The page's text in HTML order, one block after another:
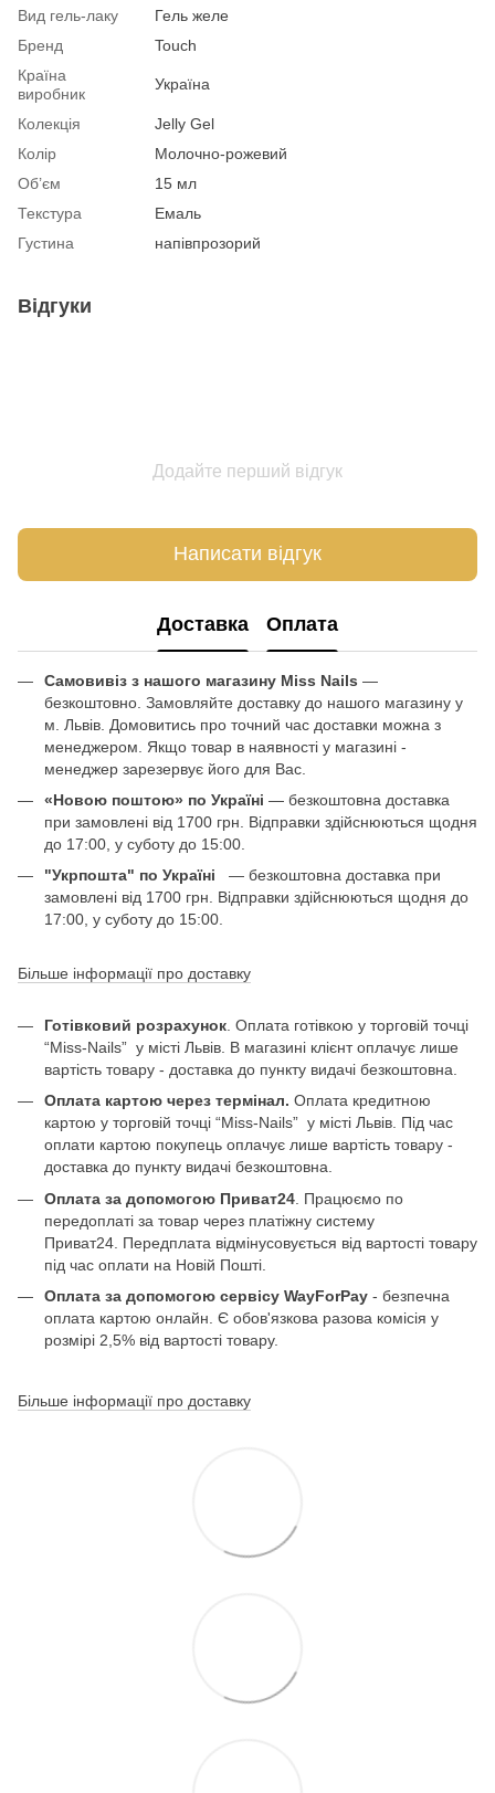
Вид гель-лаку
Гель желе
Бренд
Touch
Країна
виробник
Україна
Колекція
Jelly Gel
Колір
Молочно-рожевий
Об’єм
15 мл
Текстура
Емаль
Густина
напівпрозорий
Відгуки
Додайте перший відгук
Написати відгук
Доставка Оплата
Самовивіз з нашого магазину Miss Nails —
безкоштовно. Замовляйте доставку до нашого магазину у
м. Львів. Домовитись про точний час доставки можна з
менеджером. Якщо товар в наявності у магазині -
менеджер зарезервує його для Вас.
«Новою поштою» по Україні — безкоштовна доставка
при замовлені від 1700 грн. Відправки здійснюються щодня
до 17:00, у суботу до 15:00.
"Укрпошта" по Україні
— безкоштовна доставка при
замовлені від 1700 грн. Відправки здійснюються щодня до
17:00, у суботу до 15:00.
Більше інформації про доставку
Готівковий розрахунок . Оплата готівкою у торговій точці
“Miss-Nails” у місті Львів. В магазині клієнт оплачує лише
вартість товару - доставка до пункту видачі безкоштовна.
Оплата картою через термінал. Оплата кредитною
картою у торговій точці “Miss-Nails” у місті Львів. Під час
оплати картою покупець оплачує лише вартість товару -
доставка до пункту видачі безкоштовна.
Оплата за допомогою Приват24 . Працюємо по
передоплаті за товар через платіжну систему
Приват24. Передплата відмінусовується від вартості товару
під час оплати на Новій Пошті.
Оплата за допомогою сервісу WayForPay - безпечна
оплата картою онлайн. Є обов'язкова разова комісія у
розмірі 2,5% від вартості товару.
Більше інформації про доставку